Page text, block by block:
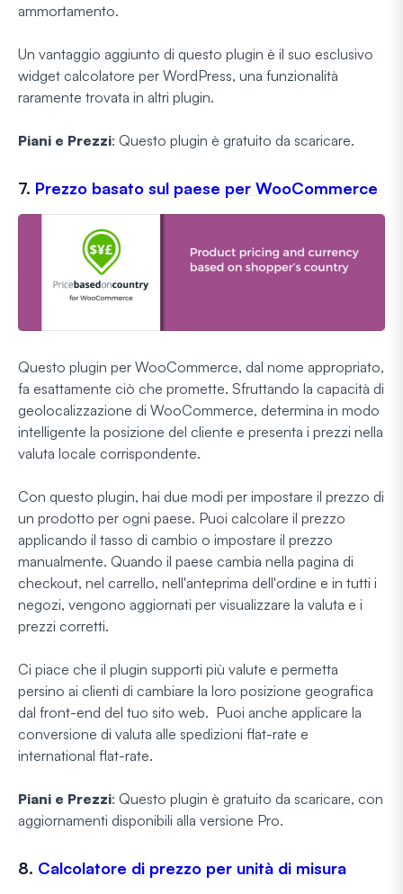
ammortamento.
Un vantaggio aggiunto di questo plugin è il suo esclusivo
widget calcolatore per WordPress, una funzionalità
raramente trovata in altri plugin.
Piani e Prezzi: Questo plugin è gratuito da scaricare.
7. Prezzo basato sul paese per WooCommerce
Questo plugin per WooCommerce, dal nome appropriato,
fa esattamente ciò che promette. Sfruttando la capacità di
geolocalizzazione di WooCommerce, determina in modo
intelligente la posizione del cliente e presenta i prezzi nella
valuta locale corrispondente.
Con questo plugin, hai due modi per impostare il prezzo di
un prodotto per ogni paese. Puoi calcolare il prezzo
applicando il tasso di cambio o impostare il prezzo
manualmente. Quando il paese cambia nella pagina di
checkout, nel carrello, nell'anteprima dell'ordine e in tutti i
negozi, vengono aggiornati per visualizzare la valuta e i
prezzi corretti.
Ci piace che il plugin supporti più valute e permetta
persino ai clienti di cambiare la loro posizione geografica
dal front-end del tuo sito web. Puoi anche applicare la
conversione di valuta alle spedizioni flat-rate e
international flat-rate.
Piani e Prezzi: Questo plugin è gratuito da scaricare, con
aggiornamenti disponibili alla versione Pro.
8. Calcolatore di prezzo per unità di misura